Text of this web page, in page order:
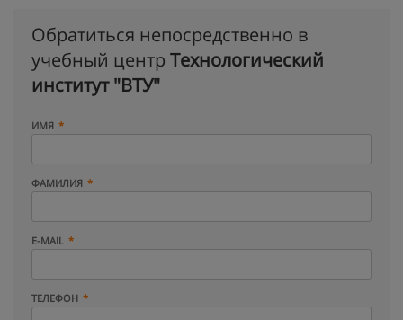
Обратиться непосредственно в
учебный центр Технологический
институт "ВТУ"
ИМЯ
ФАМИЛИЯ
E-MAIL
ТЕЛЕФОН